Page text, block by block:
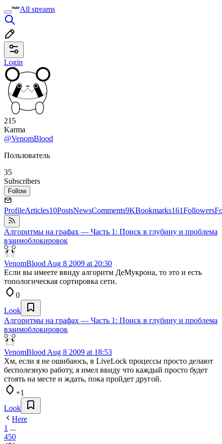
All streams
Login
215
Karma
@VenomBlood
Пользователь
35
Subscribers
Follow
ProfileArticles10PostsNewsComments9KBookmarks161Followers
Алгоритмы на графах — Часть 1: Поиск в глубину и проблема
взаимоблокировок
VenomBlood Aug 8 2009 at 20:30
Если вы имеете ввиду алгоритм ДеМукрона, то это и есть
топологическая сортировка сети.
0
Look
Алгоритмы на графах — Часть 1: Поиск в глубину и проблема
взаимоблокировок
VenomBlood Aug 8 2009 at 18:53
Хм, если я не ошибаюсь, в LiveLock процессы просто делают
бесполезную работу, я имел ввиду что каждый просто будет
стоять на месте и ждать, пока пройдет другой.
+1
Look
Here
1 ...
450